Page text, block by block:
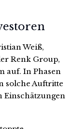
Weiß,
Renk Group,
auf. In Phasen
solche Auftritte
Einschätzungen